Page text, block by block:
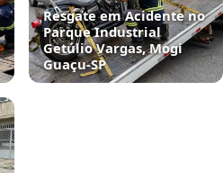
Resgate em Acidente no
Parque Industrial
Getúlio Vargas, Mogi
Guaçu‑SP